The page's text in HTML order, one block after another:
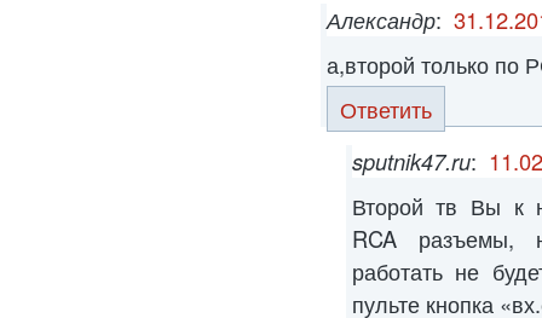
Александр:
а,второй только по
Ответить
sputnik47.ru:
Второй тв Вы к
RCA разъемы,
работать не
пульте кнопка